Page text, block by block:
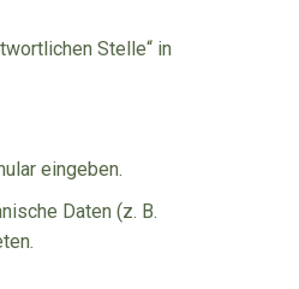
Stelle“ in
eingeben.
Daten (z. B.